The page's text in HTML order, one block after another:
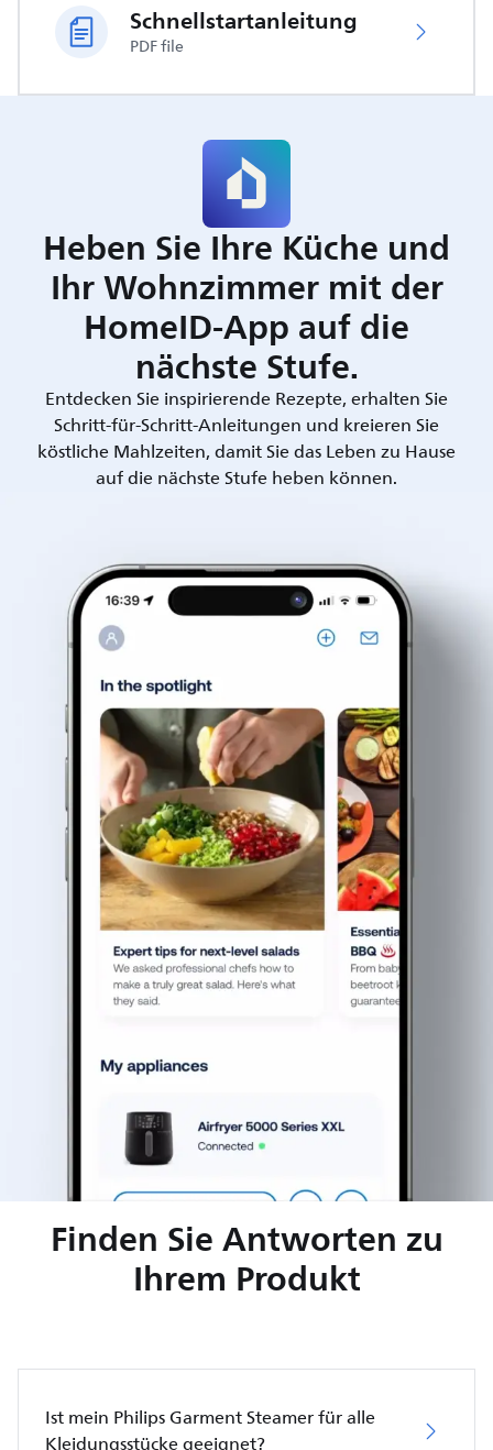
Schnellstartanleitung
PDF file
Heben Sie Ihre Küche und
Ihr Wohnzimmer mit der
HomeID-App auf die
nächste Stufe.
Entdecken Sie inspirierende Rezepte, erhalten Sie
Schritt-für-Schritt-Anleitungen und kreieren Sie
köstliche Mahlzeiten, damit Sie das Leben zu Hause
auf die nächste Stufe heben können.
Finden Sie Antworten zu
Ihrem Produkt
Ist mein Philips Garment Steamer für alle
Kleidungsstücke geeignet?